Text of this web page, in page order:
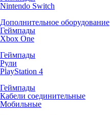
Nintendo Switch
Дополнительное оборудование
Геймпады
Xbox One
Геймпады
Рули
PlayStation 4
Геймпады
Кабели соединительные
Мобильные